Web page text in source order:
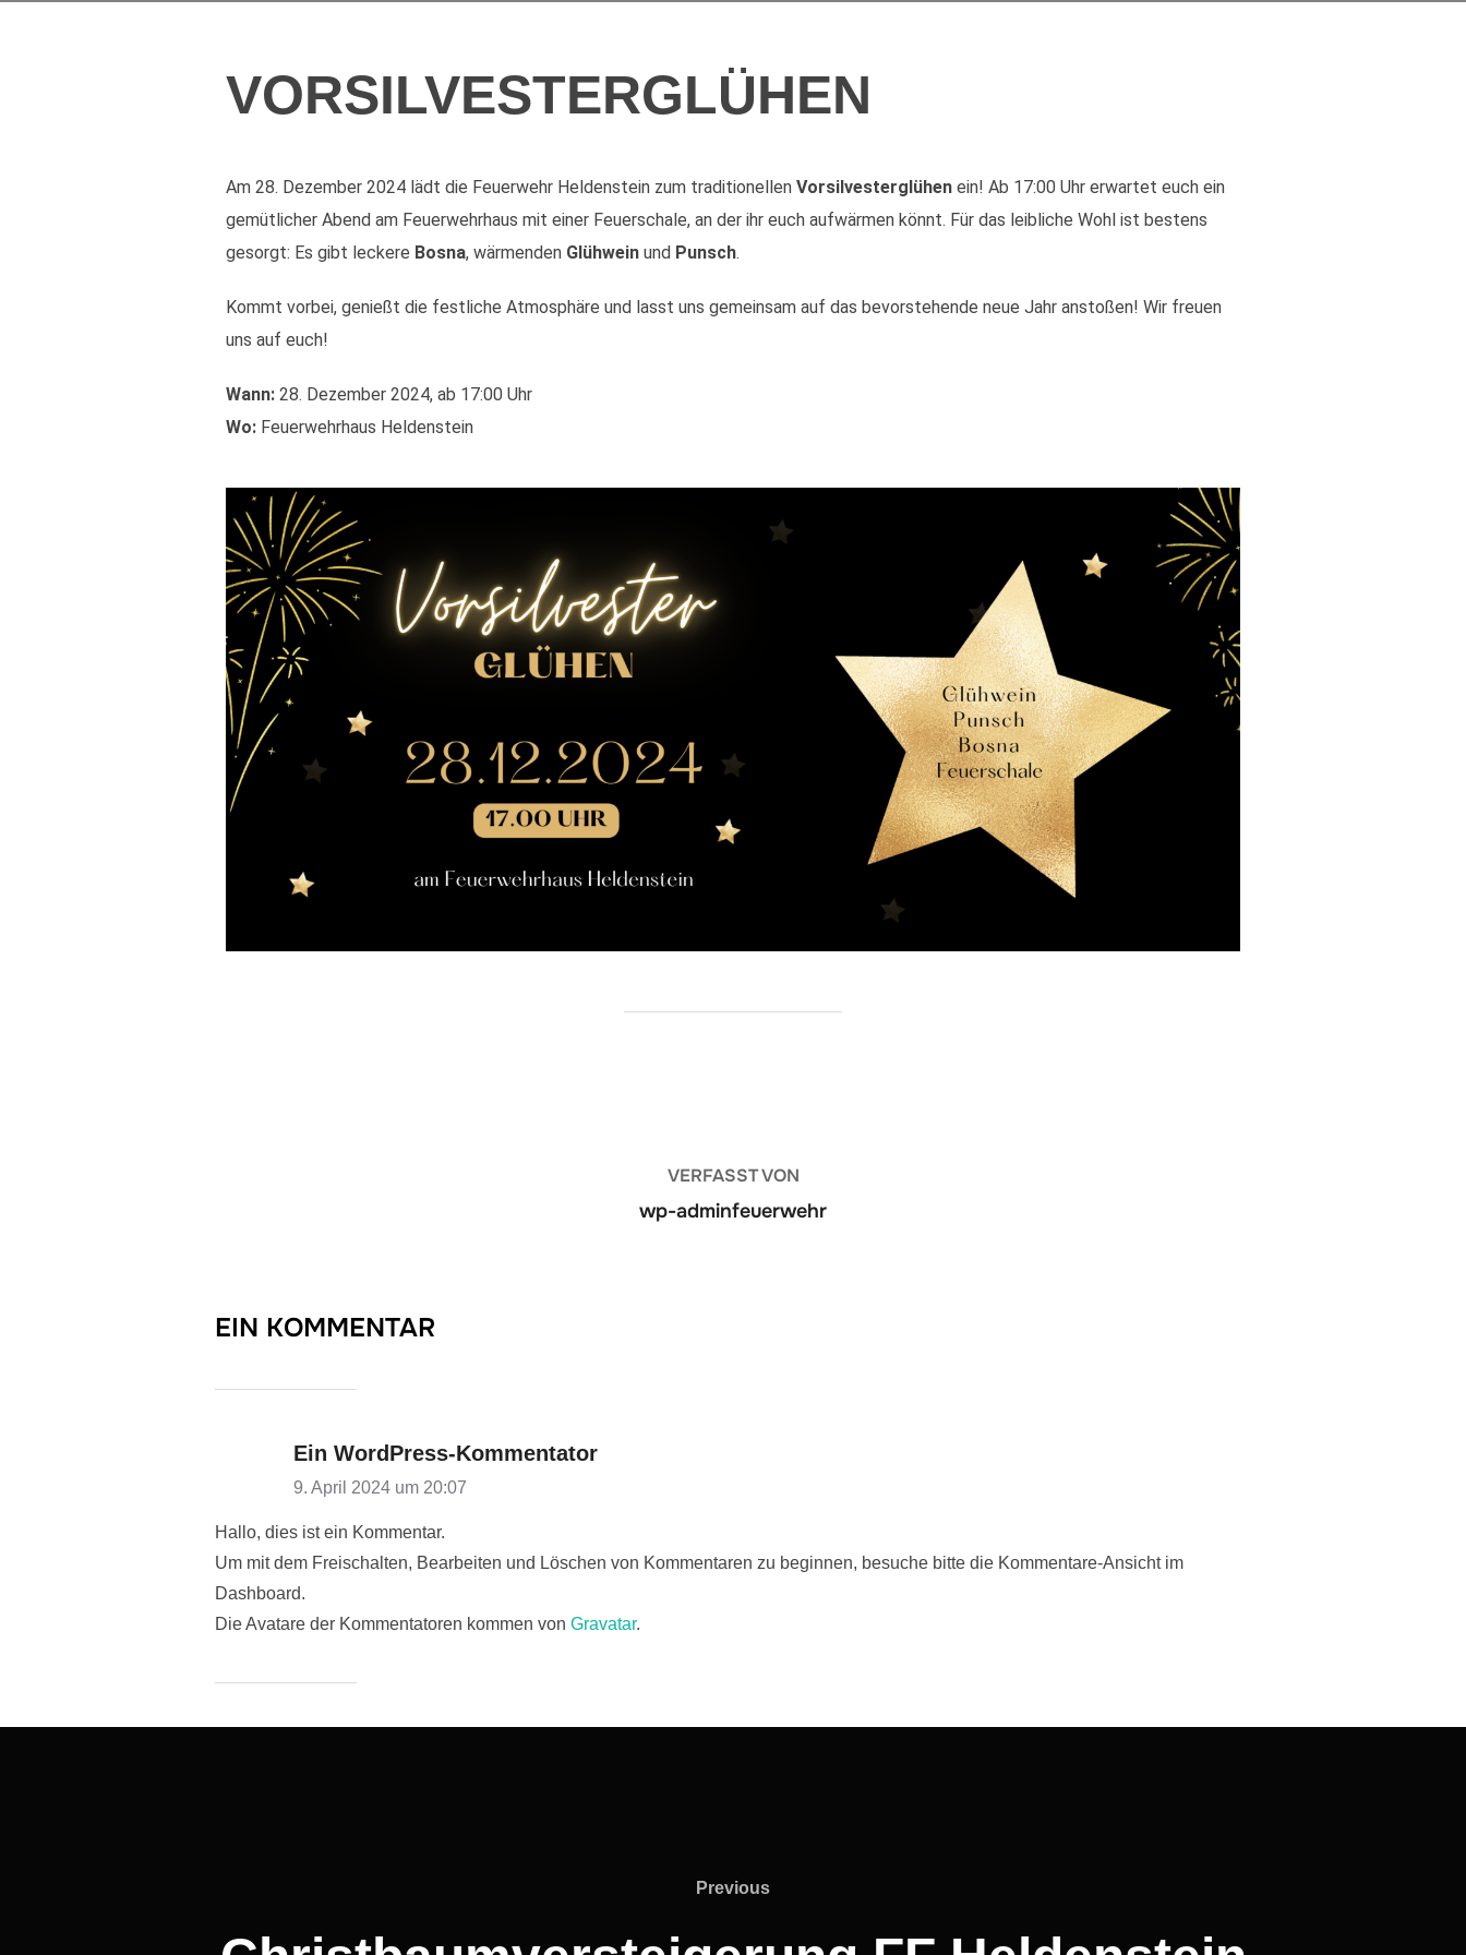
VORSILVESTERGLÜHEN
Am 28. Dezember 2024 lädt die Feuerwehr Heldenstein zum traditionellen Vorsilvesterglühen ein! Ab 17:00 Uhr erwartet euch ein
gemütlicher Abend am Feuerwehrhaus mit einer Feuerschale, an der ihr euch aufwärmen könnt. Für das leibliche Wohl ist bestens
gesorgt: Es gibt leckere Bosna, wärmenden Glühwein und Punsch.
Kommt vorbei, genießt die festliche Atmosphäre und lasst uns gemeinsam auf das bevorstehende neue Jahr anstoßen! Wir freuen
uns auf euch!
Wann: 28. Dezember 2024, ab 17:00 Uhr
Wo: Feuerwehrhaus Heldenstein
VERFASST VON
wp-adminfeuerwehr
EIN KOMMENTAR
Ein WordPress-Kommentator
9. April 2024 um 20:07
Hallo, dies ist ein Kommentar.
Um mit dem Freischalten, Bearbeiten und Löschen von Kommentaren zu beginnen, besuche bitte die Kommentare-Ansicht im
Dashboard.
Die Avatare der Kommentatoren kommen von Gravatar.
Previous